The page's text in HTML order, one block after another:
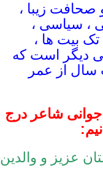
با قطع و صحافت زیبا ،
، سیاسی ،
بیت ها ،
دیگر است که
از عمر
شاعر درج
عزیز و والدین